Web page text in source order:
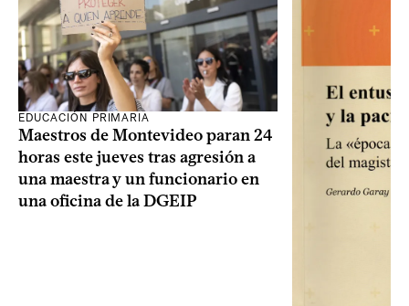
EDUCACIÓN PRIMARIA
Maestros de Montevideo paran 24
horas este jueves tras agresión a
una maestra y un funcionario en
una oficina de la DGEIP